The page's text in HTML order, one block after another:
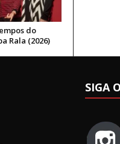
do
Rala (2026)
SIGA